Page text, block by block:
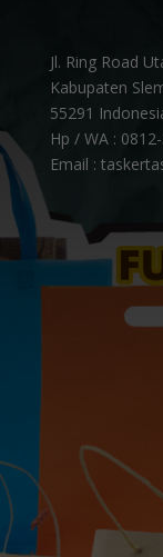
Jl. Ring Road
Kabupaten
55291
Hp / WA :
Email :